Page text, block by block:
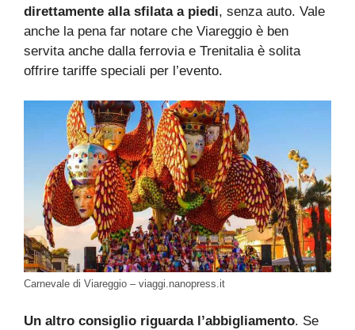
direttamente alla sfilata a piedi, senza auto. Vale
anche la pena far notare che Viareggio è ben
servita anche dalla ferrovia e Trenitalia è solita
offrire tariffe speciali per l’evento.
Carnevale di Viareggio – viaggi.nanopress.it
Un altro consiglio riguarda l’abbigliamento. Se